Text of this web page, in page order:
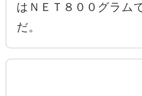
はＮＥＴ８００グラム
だ。